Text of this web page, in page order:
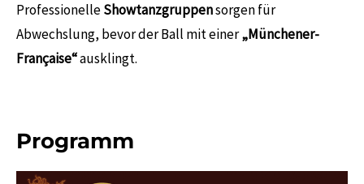
ProfessionelleShowtanzgruppensorgen für
Abwechslung, bevor der Ball mit einer„Münchener-
Française“ausklingt.
Programm